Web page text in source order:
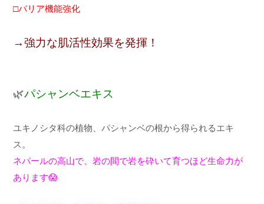
□バリア機能強化
→強力な肌活性効果を発揮！
🌿パシャンベエキス
ユキノシタ科の植物、パシャンベの根から得られるエキ
ス。
ネパールの高山で、岩の間で岩を砕いて育つほど生命力が
あります😱